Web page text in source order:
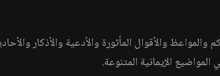
والأقوال المأثورة والأدعية والأذكار
المواضيع الإيمانية المتنوعة.